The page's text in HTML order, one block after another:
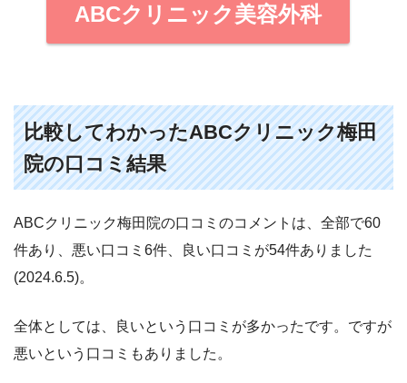
ABCクリニック美容外科
比較してわかったABCクリニック梅田
院の口コミ結果
ABCクリニック梅田院の口コミのコメントは、全部で60
件あり、悪い口コミ6件、良い口コミが54件ありました
(2024.6.5)。
全体としては、良いという口コミが多かったです。ですが
悪いという口コミもありました。